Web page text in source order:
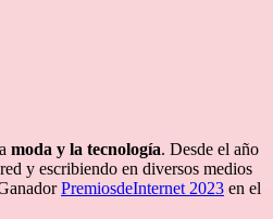
moda y la tecnología. Desde el año
y escribiendo en diversos medios
PremiosdeInternet 2023 en el